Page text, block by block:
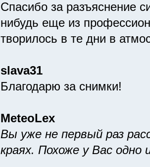
Спасибо за разъяснение
нибудь еще из
творилось в те дни в
slava31
Благодарю за снимки!
MeteoLex
Вы уже не первый раз
краях. Похоже у Вас одно